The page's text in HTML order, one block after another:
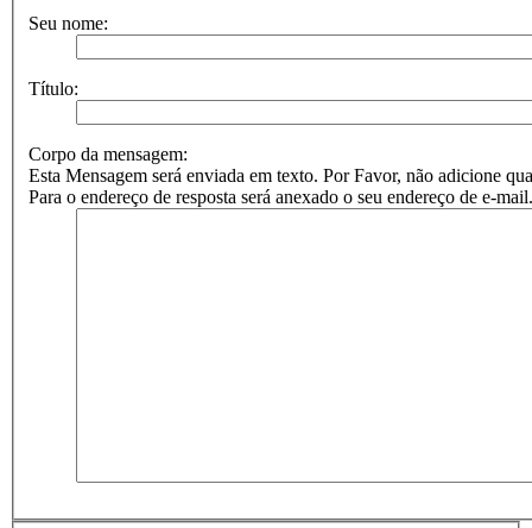
Seu nome:
Título:
Corpo da mensagem:
Esta Mensagem será enviada em texto. Por Favor, não adicione
Para o endereço de resposta será anexado o seu endereço de e-mail.